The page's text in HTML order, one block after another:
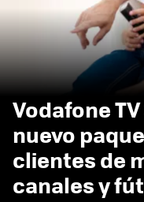
Vodafone
nuevo
clientes de
canales y